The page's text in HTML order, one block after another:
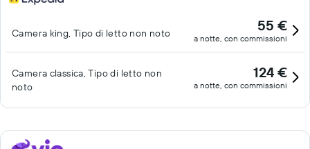
Camera king, Tipo di letto non noto 55 €
a notte, con commissioni
Camera classica, Tipo di letto non
noto
124 €
a notte, con commissioni